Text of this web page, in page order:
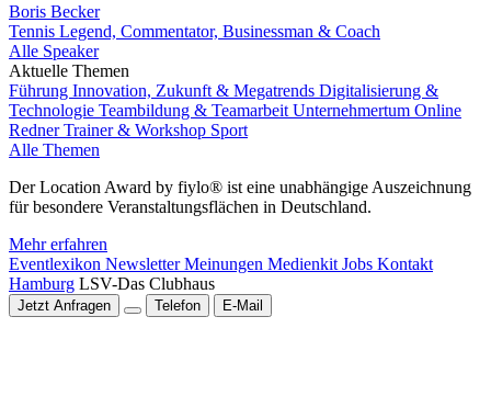
Boris Becker
Tennis Legend, Commentator, Businessman & Coach
Alle Speaker
Aktuelle Themen
Führung Innovation, Zukunft & Megatrends Digitalisierung &
Technologie Teambildung & Teamarbeit Unternehmertum Online
RednerTrainer & Workshop Sport
Alle Themen
Der Location Award by fiylo® ist eine unabhängige Auszeichnung
für besondere Veranstaltungsflächen in Deutschland.
Mehr erfahren
Eventlexikon NewsletterMeinungen Medienkit Jobs Kontakt
Hamburg LSV-Das Clubhaus
Jetzt Anfragen Telefon E-Mail